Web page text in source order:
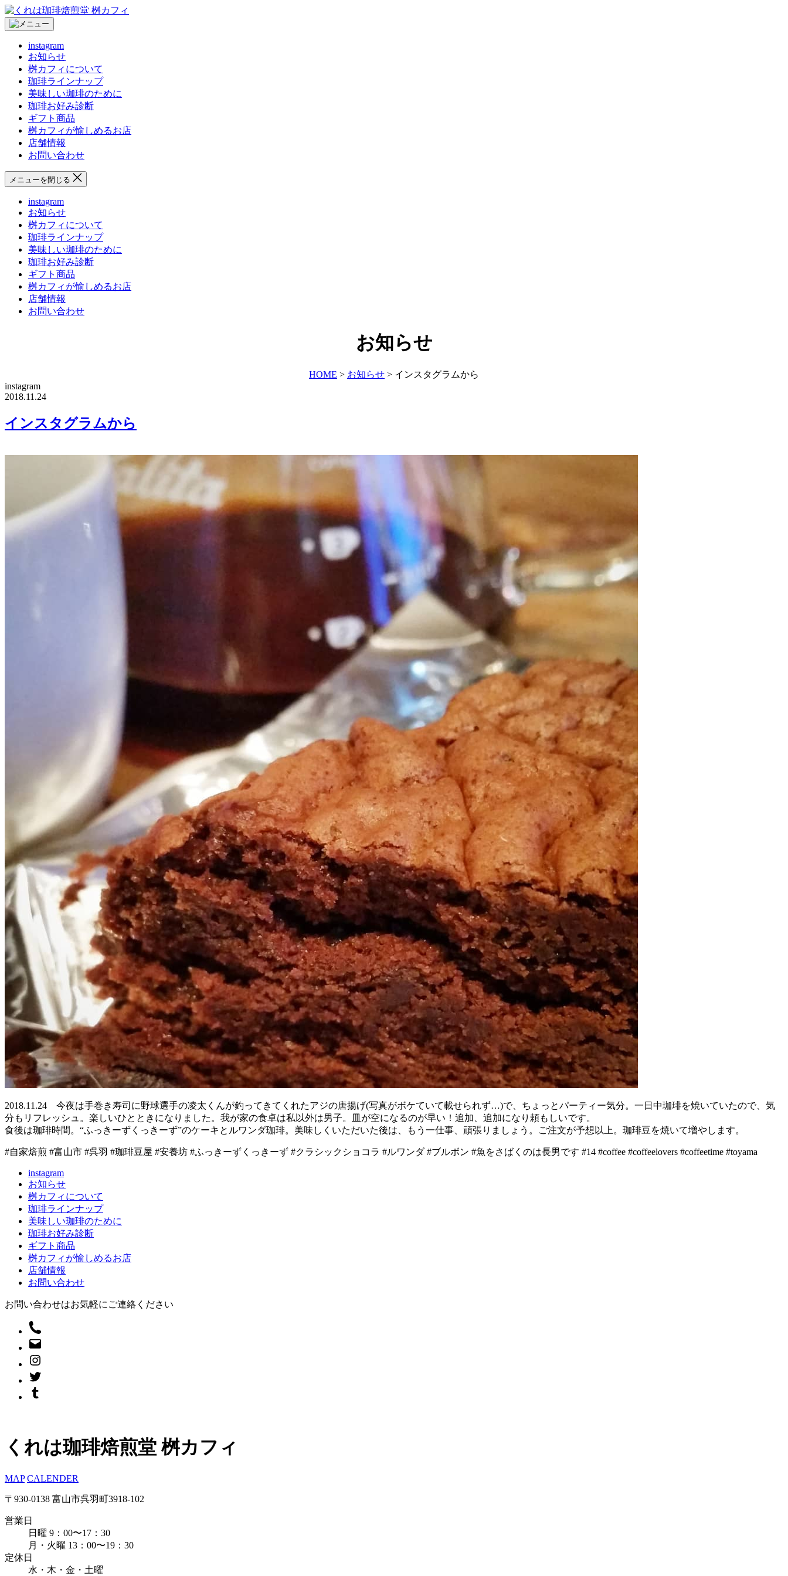
コ
ン
テ
フ
instagram
お知らせ
桝カフィについて
珈琲ラインナップ
美味しい珈琲のために
珈琲お好み診断
ギフト商品
桝カフィが愉しめるお店
店舗情報
お問い合わせ
メニューを閉じる
instagram
お知らせ
桝カフィについて
珈琲ラインナップ
美味しい珈琲のために
珈琲お好み診断
ギフト商品
桝カフィが愉しめるお店
店舗情報
お問い合わせ
お知らせ
HOME > お知らせ > インスタグラムから
instagram
2018.11.24
インスタグラムから
2018.11.24 今夜は手巻き寿司に野球選手の凌太くんが釣ってきてくれたアジの唐揚げ(写真がボケていて載せられず…)で、ちょっとパーティー気分。一日中珈琲を焼いていたので、気
分もリフレッシュ。楽しいひとときになりました。我が家の食卓は私以外は男子。皿が空になるのが早い！追加、追加になり頼もしいです。
食後は珈琲時間。“ふっきーずくっきーず”のケーキとルワンダ珈琲。美味しくいただいた後は、もう一仕事、頑張りましょう。ご注文が予想以上。珈琲豆を焼いて増やします。
#自家焙煎 #富山市 #呉羽 #珈琲豆屋 #安養坊 #ふっきーずくっきーず #クラシックショコラ #ルワンダ #ブルボン #魚をさばくのは長男です #14 #coffee #coffeelovers #coffeetime #toyama
instagram
お知らせ
桝カフィについて
珈琲ラインナップ
美味しい珈琲のために
珈琲お好み診断
ギフト商品
桝カフィが愉しめるお店
店舗情報
お問い合わせ
お問い合わせはお気軽にご連絡ください
くれは珈琲焙煎堂 桝カフィ
MAP CALENDER
〒930-0138 富山市呉羽町3918-102
営業日
日曜 9：00〜17：30
月・火曜 13：00〜19：30
定休日
水・木・金・土曜